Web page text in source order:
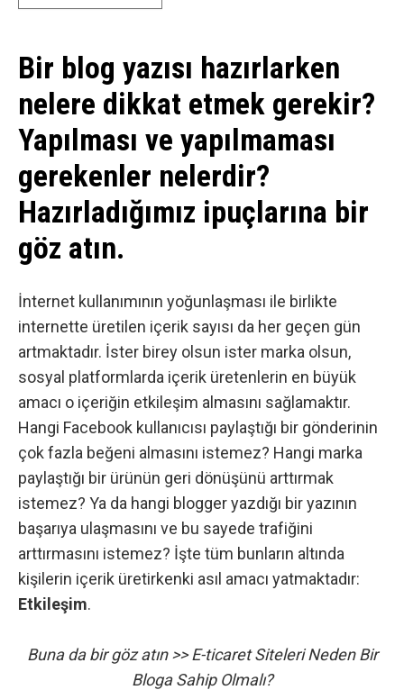
Bir blog yazısı hazırlarken
nelere dikkat etmek gerekir?
Yapılması ve yapılmaması
gerekenler nelerdir?
Hazırladığımız ipuçlarına bir
göz atın.
İnternet kullanımının yoğunlaşması ile birlikte
internette üretilen içerik sayısı da her geçen gün
artmaktadır. İster birey olsun ister marka olsun,
sosyal platformlarda içerik üretenlerin en büyük
amacı o içeriğin etkileşim almasını sağlamaktır.
Hangi Facebook kullanıcısı paylaştığı bir gönderinin
çok fazla beğeni almasını istemez? Hangi marka
paylaştığı bir ürünün geri dönüşünü arttırmak
istemez? Ya da hangi blogger yazdığı bir yazının
başarıya ulaşmasını ve bu sayede trafiğini
arttırmasını istemez? İşte tüm bunların altında
kişilerin içerik üretirkenki asıl amacı yatmaktadır:
Etkileşim.
Buna da bir göz atın >>E-ticaret Siteleri Neden Bir
Bloga Sahip Olmalı?